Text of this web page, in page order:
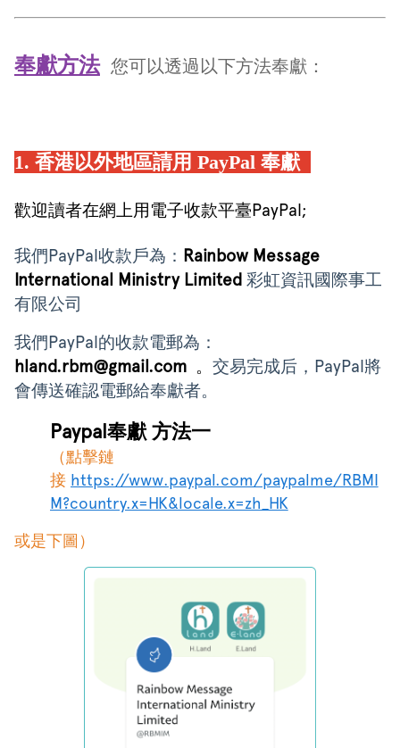
奉獻方法 您可以透過以下方法奉獻：
1. 香港以外地區請用 PayPal 奉獻
歡迎讀者在網上用電子收款平臺PayPal;
我們PayPal收款戶為： Rainbow Message
International Ministry Limited 彩虹資訊國際事工
有限公司
我們PayPal的收款電郵為：
hland.rbm@gmail.com 。 交易完成后，PayPal將
會傳送確認電郵給奉獻者。
Paypal奉獻 方法一
（點擊鏈
接 https://www.paypal.com/paypalme/RBMI
M?country.x=HK&locale.x=zh_HK
或是下圖）